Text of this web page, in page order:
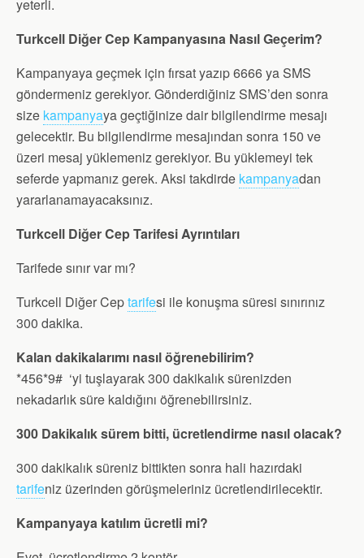
yeterli.
Turkcell Diğer Cep Kampanyasına Nasıl Geçerim?
Kampanyaya geçmek için fırsat yazıp 6666 ya SMS
göndermeniz gerekiyor. Gönderdiğiniz SMS’den sonra
size kampanyaya geçtiğinize dair bilgilendirme mesajı
gelecektir. Bu bilgilendirme mesajından sonra 150 ve
üzeri mesaj yüklemeniz gerekiyor. Bu yüklemeyi tek
seferde yapmanız gerek. Aksi takdirde kampanyadan
yararlanamayacaksınız.
Turkcell Diğer Cep Tarifesi Ayrıntıları
Tarifede sınır var mı?
Turkcell Diğer Ceptarifesi ile konuşma süresi sınırınız
300 dakika.
Kalan dakikalarımı nasıl öğrenebilirim?
*456*9# ‘yi tuşlayarak 300 dakikalık sürenizden
nekadarlık süre kaldığını öğrenebilirsiniz.
300 Dakikalık sürem bitti, ücretlendirme nasıl olacak?
300 dakikalık süreniz bittikten sonra hali hazırdaki
tarifeniz üzerinden görüşmeleriniz ücretlendirilecektir.
Kampanyaya katılım ücretli mi?